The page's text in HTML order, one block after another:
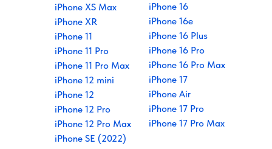
iPhone 16
iPhone 16e
iPhone 16 Plus
iPhone 16 Pro
iPhone 16 Pro Max
iPhone 17
iPhone Air
iPhone 17 Pro
iPhone 17 Pro Max
iPhone XS Max
iPhone XR
iPhone 11
iPhone 11 Pro
iPhone 11 Pro Max
iPhone 12 mini
iPhone 12
iPhone 12 Pro
iPhone 12 Pro Max
iPhone SE (2022)